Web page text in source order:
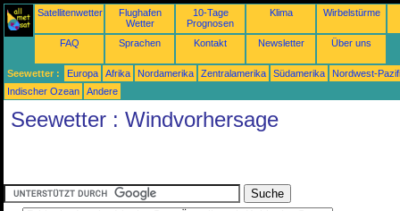
Satellitenwetter
Flughafen
Wetter
10-Tage
Prognosen
Klima Wirbelstürme
FAQ Sprachen Kontakt Newsletter Über uns
Seewetter : Europa Afrika Nordamerika Zentralamerika Südamerika
Nordwest-
Indischer Ozean
Andere
Seewetter : Windvorhersage